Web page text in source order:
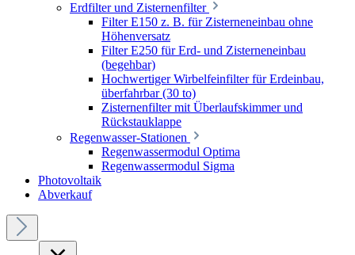
Erdfilter und Zisternenfilter
Filter E150 z. B. für Zisterneneinbau ohne
Höhenversatz
Filter E250 für Erd- und Zisterneneinbau
(begehbar)
Hochwertiger Wirbelfeinfilter für Erdeinbau,
überfahrbar (30 to)
Zisternenfilter mit Überlaufskimmer und
Rückstauklappe
Regenwasser-Stationen
Regenwassermodul Optima
Regenwassermodul Sigma
Photovoltaik
Abverkauf